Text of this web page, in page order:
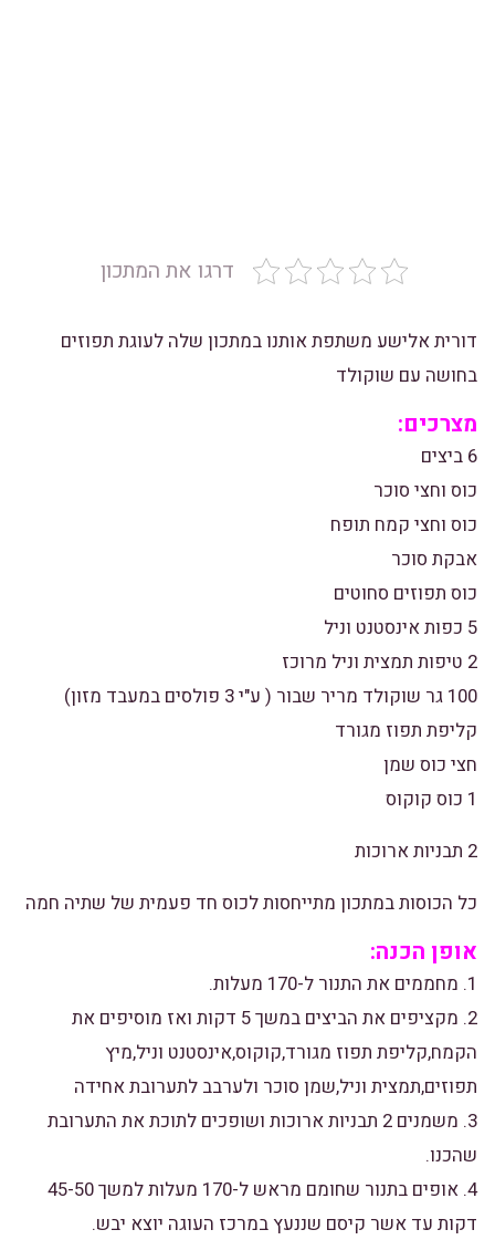
דרגו את המתכון
דורית אלישע משתפת אותנו במתכון שלה לעוגת תפוזים
בחושה עם שוקולד
מצרכים:
6 ביצים
כוס וחצי סוכר
כוס וחצי קמח תופח
אבקת סוכר
כוס תפוזים סחוטים
5 כפות אינסטנט וניל
2 טיפות תמצית וניל מרוכז
100 גר שוקולד מריר שבור ( ע"י 3 פולסים במעבד מזון)
קליפת תפוז מגורד
חצי כוס שמן
1 כוס קוקוס
2 תבניות ארוכות
כל הכוסות במתכון מתייחסות לכוס חד פעמית של שתיה חמה
אופן הכנה:
1. מחממים את התנור ל-170 מעלות.
2. מקציפים את הביצים במשך 5 דקות ואז מוסיפים את
הקמח,קליפת תפוז מגורד,קוקוס,אינסטנט וניל,מיץ
תפוזים,תמצית וניל,שמן סוכר ולערבב לתערובת אחידה
3. משמנים 2 תבניות ארוכות ושופכים לתוכת את התערובת
שהכנו.
4. אופים בתנור שחומם מראש ל-170 מעלות למשך 45-50
דקות עד אשר קיסם שננעץ במרכז העוגה יוצא יבש.